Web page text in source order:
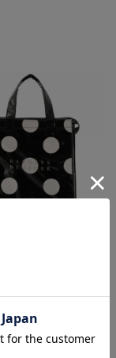
YORK
保冷トートバッ